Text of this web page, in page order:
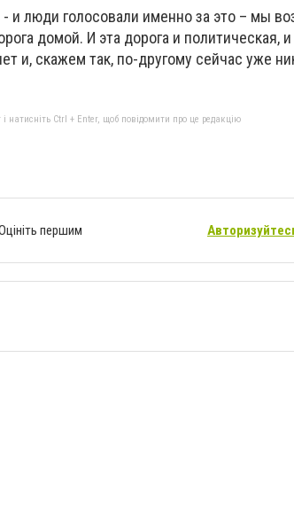
и люди голосовали именно за это – мы
домой. И эта дорога и политическая,
и, скажем так, по-другому сейчас уже
натисніть Ctrl + Enter, щоб повідомити про це редакцію
першим